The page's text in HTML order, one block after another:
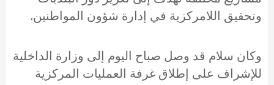
وتحقيق اللامركزية في إدارة شؤون المواطنين.
وكان سلام قد وصل صباح اليوم إلى وزارة الداخلية
للإشراف على إطلاق غرفة العمليات المركزية